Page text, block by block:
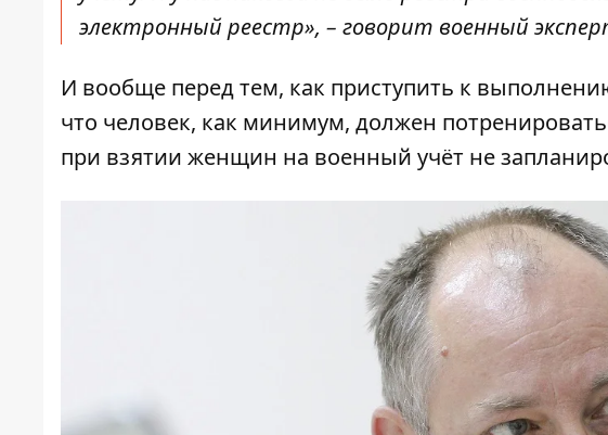
электронный реестр», – говорит военный
И вообще перед тем, как приступить к
что человек, как минимум, должен
при взятии женщин на военный учёт не